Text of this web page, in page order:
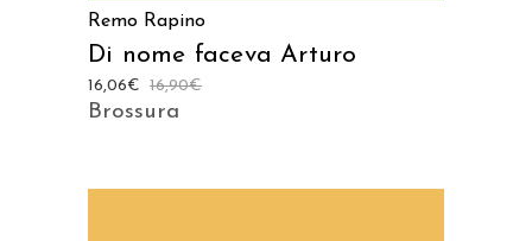
Remo Rapino
Di nome faceva Arturo
16,90€
16,06€
Brossura